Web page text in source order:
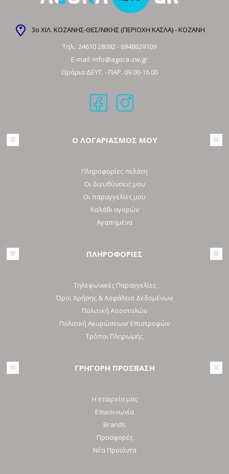
3ο ΧΙΛ. ΚΟΖΑΝΗΣ-ΘΕΣ/ΝΙΚΗΣ (ΠΕΡΙΟΧΗ ΚΑΣΛΑ) - ΚΟΖΑΝΗ
Τηλ.: 24610 28092- 6948629109
E-mail: info@agora-zw.gr
Ωράριο:ΔΕΥΤ. - ΠΑΡ. 09.00-16.00
Ο ΛΟΓΑΡΙΑΣΜΟΣ ΜΟΥ
Πληροφορίες πελάτη
Οι διευθύνσεις μου
Οι παραγγελίες μου
Καλάθι αγορών
Αγαπημένα
ΠΛΗΡΟΦΟΡΙΕΣ
Τηλεφωνικές Παραγγελίες
Όροι Χρήσης & Ασφάλεια Δεδομένων
Πολιτική Αποστολών
Πολιτική Ακυρώσεων/ Επιστροφών
Τρόποι Πληρωμής
ΓΡΗΓΟΡΗ ΠΡΟΣΒΑΣΗ
Η εταιρεία μας
Επικοινωνία
Brands
Προσφορές
Νέα Προϊόντα